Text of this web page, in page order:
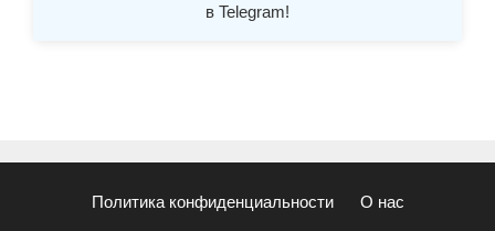
в Telegram!
Политика конфиденциальности О нас